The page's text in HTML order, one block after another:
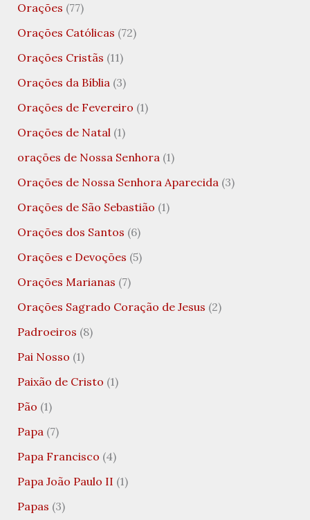
Orações (77)
Orações Católicas (72)
Orações Cristãs (11)
Orações da Bíblia(3)
Orações de Fevereiro (1)
Orações de Natal(1)
orações de Nossa Senhora(1)
Orações de Nossa Senhora Aparecida(3)
Orações de São Sebastião (1)
Orações dos Santos (6)
Orações e Devoções (5)
Orações Marianas (7)
Orações Sagrado Coração de Jesus (2)
Padroeiros (8)
Pai Nosso (1)
Paixão de Cristo (1)
Pão (1)
Papa(7)
Papa Francisco (4)
Papa João Paulo II (1)
Papas (3)